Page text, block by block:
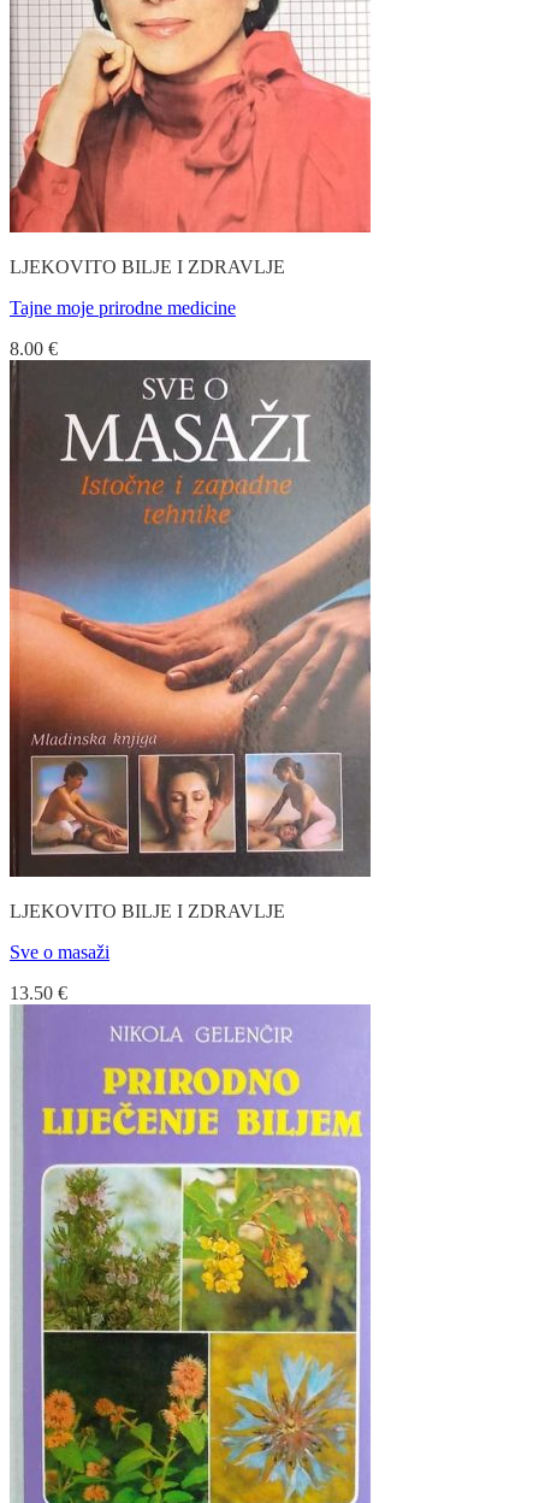
LJEKOVITO BILJE I ZDRAVLJE
Tajne moje prirodne medicine
8.00 €
LJEKOVITO BILJE I ZDRAVLJE
Sve o masaži
13.50 €